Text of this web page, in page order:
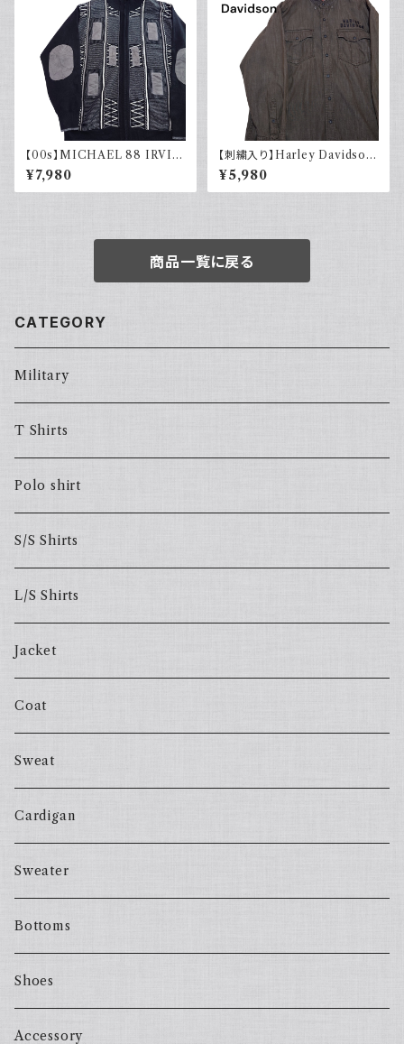
【00s】MICHAEL 88 IRVIN
デザインニット ジップアップ エ
ルボーパッチ 古着 レトロ モード
アクリル
¥7,980
【刺繍入り】Harley Davidson
ハーレーダビッドソン 長袖シャ
ツ 古着 ノーカラー
¥5,980
商品一覧に戻る
CATEGORY
Military
T Shirts
Polo shirt
S/S Shirts
L/S Shirts
Jacket
Coat
Sweat
Cardigan
Sweater
Bottoms
Shoes
Accessory